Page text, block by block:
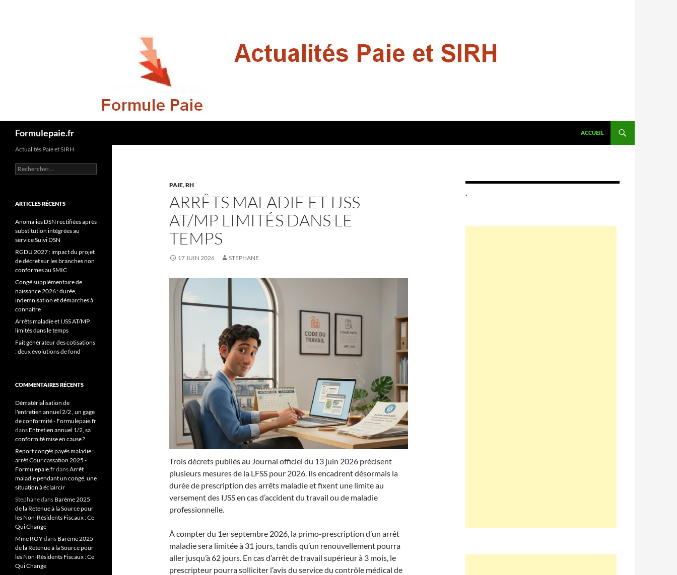
Formulepaie.fr
ACCUEIL
PAIE,RH
ARRÊTS MALADIE ET IJSS
AT/MP LIMITÉS DANS LE
TEMPS
17 JUIN 2026 STEPHANE
Trois décrets publiés au Journal officiel du 13 juin 2026 précisent
plusieurs mesures de la LFSS pour 2026. Ils encadrent désormais la
durée de prescription des arrêts maladie et fixent une limite au
versement des IJSS en cas d’accident du travail ou de maladie
professionnelle.
À compter du 1er septembre 2026, la primo-prescription d’un arrêt
maladie sera limitée à 31 jours, tandis qu’un renouvellement pourra
aller jusqu’à 62 jours. En cas d’arrêt de travail supérieur à 3 mois, le
prescripteur pourra solliciter l’avis du service du contrôle médical de
.
Actualités Paie et SIRH
Rechercher :
ARTICLES RÉCENTS
Anomalies DSN rectifiées après
substitution intégrées au
service Suivi DSN
RGDU 2027 : impact du projet
de décret sur les branches non
conformes au SMIC
Congé supplémentaire de
naissance 2026 : durée,
indemnisation et démarches à
connaître
Arrêts maladie et IJSS AT/MP
limités dans le temps
Fait générateur des cotisations
: deux évolutions de fond
COMMENTAIRES RÉCENTS
Dématérialisation de
l'entretien annuel 2/2 , un gage
de conformité - Formulepaie.fr
dans Entretien annuel 1/2, sa
conformité mise en cause ?
Report congés payés maladie :
arrêt Cour cassation 2025 -
Formulepaie.frdansArrêt
maladie pendant un congé, une
situation à éclaircir
Stephanedans Barème 2025
de la Retenue à la Source pour
les Non-Résidents Fiscaux : Ce
Qui Change
Mme ROYdans Barème 2025
de la Retenue à la Source pour
les Non-Résidents Fiscaux : Ce
Qui Change